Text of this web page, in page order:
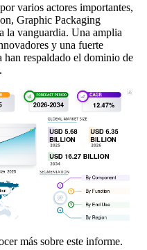
varios actores importantes,
Graphic Packaging
la vanguardia. Una amplia
y una fuerte
han respaldado el dominio de
más sobre este informe.